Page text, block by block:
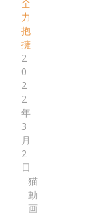
全
力
抱
擁
2
0
2
2
年
3
月
2
日
猫
動
画